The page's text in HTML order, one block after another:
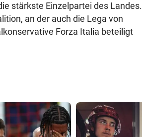
stärkste Einzelpartei des Landes.
an der auch die Lega von
Forza Italia beteiligt